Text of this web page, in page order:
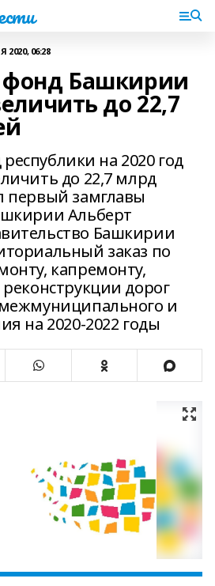
2020, 06:28
Башкирии
до 22,7
на 2020 год
до 22,7 млрд
первый замглавы
Альберт
Башкирии
заказ по
капремонту,
дорог
и
на 2020-2022 годы